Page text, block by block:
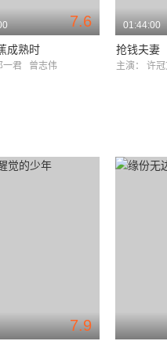
7.6
成熟时
一君 曾志伟
01:44:00
抢钱夫妻
主演： 许
7.9